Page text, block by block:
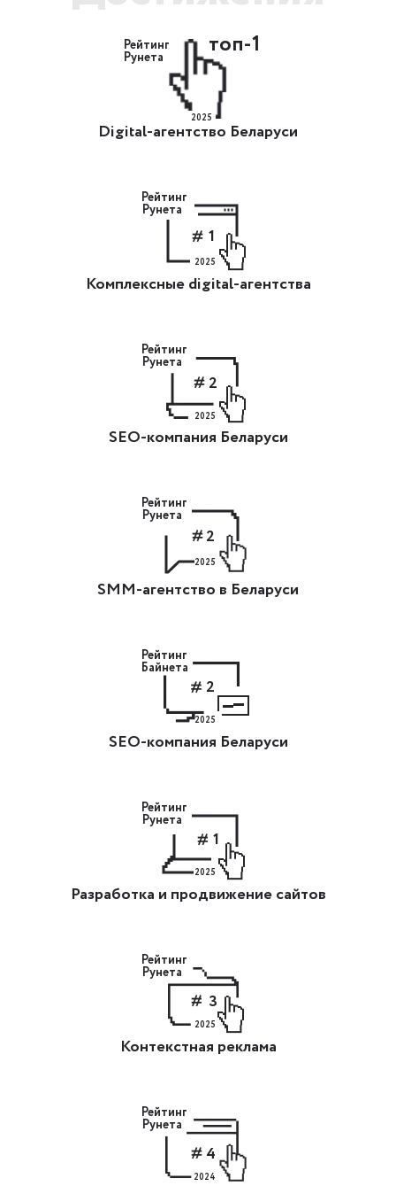
Рейтинг
Рунета топ-1
2025
Digital-агентство Беларуси
Рейтинг
Рунета
1
2025
Комплексные digital-агентства
Рейтинг
Рунета
2
2025
SEO-компания Беларуси
Рейтинг
Рунета
2
2025
SMM-агентство в Беларуси
Рейтинг
Байнета
2
2025
SEO-компания Беларуси
Рейтинг
Рунета
1
2025
Разработка и продвижение сайтов
Рейтинг
Рунета
3
2025
Контекстная реклама
Рейтинг
Рунета
4
2024